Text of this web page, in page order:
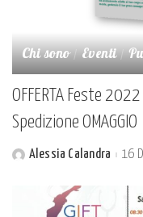
Chi sono Eventi
OFFERTA Feste
Spedizione OMAGGIO
PostedAlessia Calandra 16